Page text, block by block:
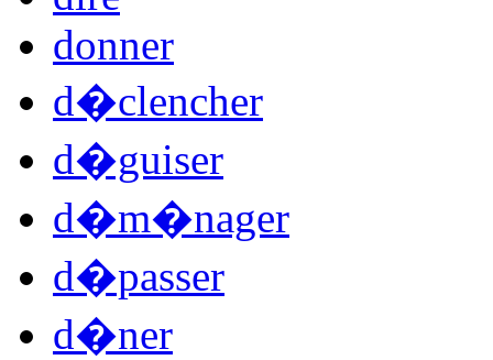
donner
d�clencher
d�guiser
d�m�nager
d�passer
d�ner